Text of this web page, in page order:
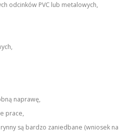
odcinków PVC lub metalowych,
naprawę,
prace,
są bardzo zaniedbane (wniosek na